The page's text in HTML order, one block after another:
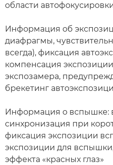
области
Информация об
диафрагмы,
всегда), фиксация
компенсация
экспозамера,
брекетинг
Информация о вспышке:
синхронизация при
фиксация экспозиции
экспозиции для
эффекта «красных глаз»